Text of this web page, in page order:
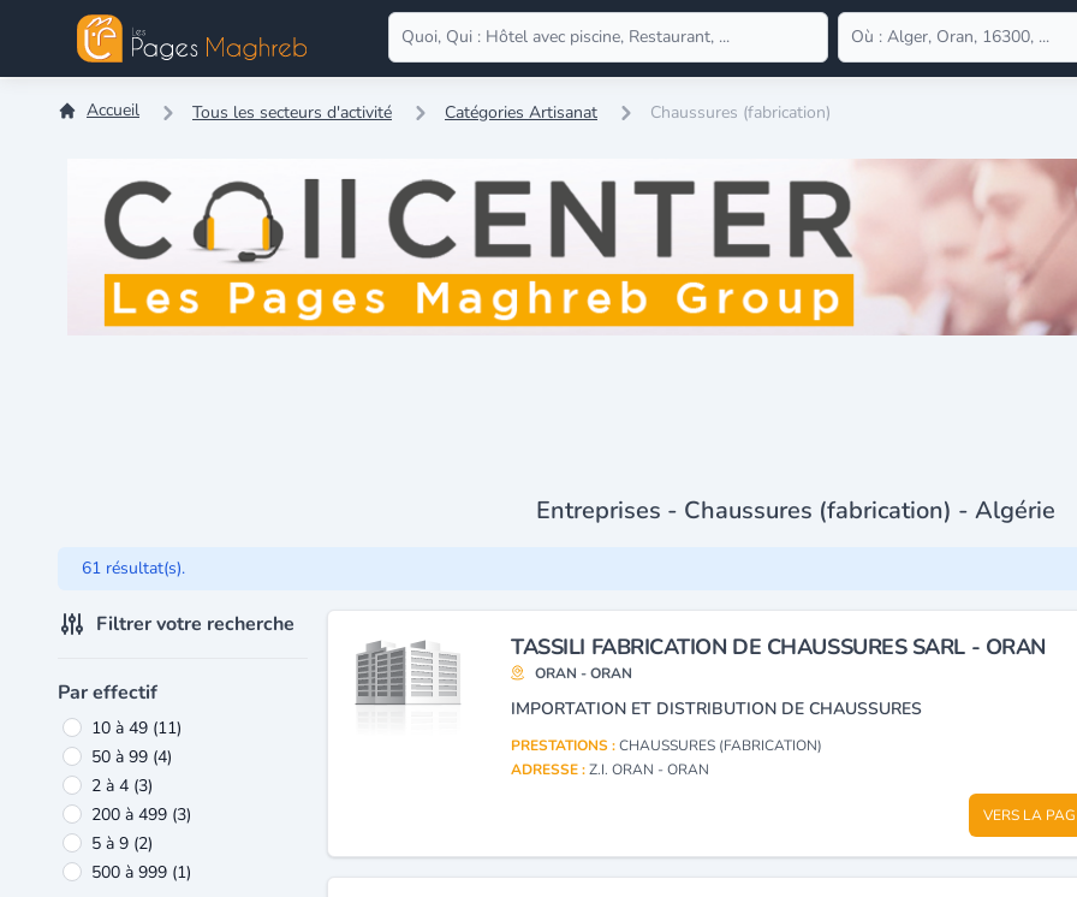
Accueil Tous les secteurs d'activité Catégories Artisanat Chaussures (fabrication)
Entreprises - Chaussures (fabrication) - Algérie
61 résultat(s).
Filtrer votre recherche
Par effectif
10 à 49 (11)
50 à 99 (4)
2 à 4 (3)
200 à 499 (3)
5 à 9 (2)
500 à 999 (1)
TASSILI FABRICATION DE CHAUSSURES SARL - ORAN
ORAN - ORAN
IMPORTATION ET DISTRIBUTION DE CHAUSSURES
PRESTATIONS :CHAUSSURES (FABRICATION)
ADRESSE :Z.I. ORAN - ORAN
VERS LA